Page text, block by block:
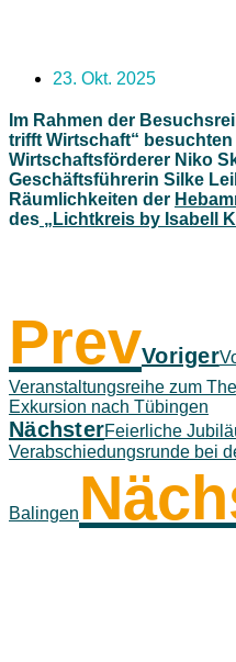
23. Okt. 2025
Im Rahmen der
trifft Wirtschaft“
Wirtschaftsförderer Niko
Geschäftsführerin Silke
Räumlichkeiten der
des „Lichtkreis by Isabell
PrevVoriger
Veranstaltungsreihe zum
Exkursion nach Tübingen
NächsterFeierliche
Verabschiedungsrunde bei
Balingen